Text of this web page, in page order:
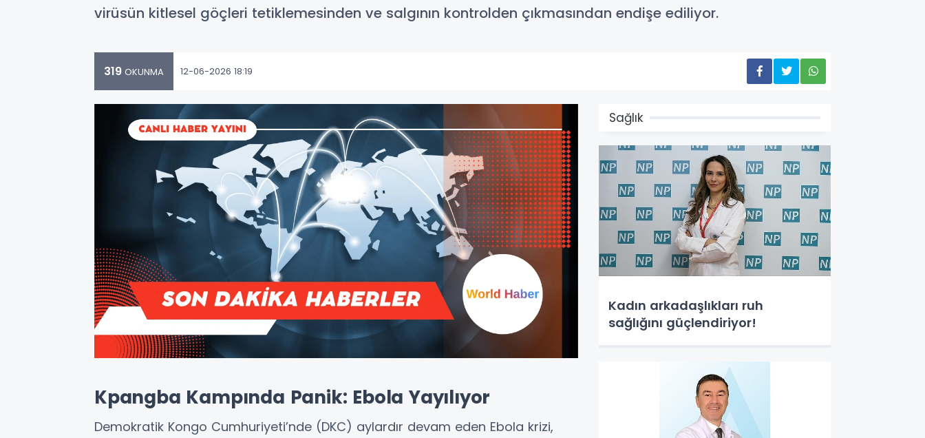
virüsün kitlesel göçleri tetiklemesinden ve salgının kontrolden çıkmasından endişe ediliyor.
319 OKUNMA 12-06-2026 18:19
Kpangba Kampında Panik: Ebola Yayılıyor
Demokratik Kongo Cumhuriyeti’nde (DKC) aylardır devam eden Ebola krizi,
Sağlık
Kadın arkadaşlıkları ruh
sağlığını güçlendiriyor!